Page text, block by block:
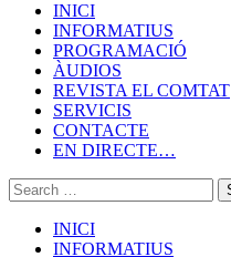
INICI
INFORMATIUS
PROGRAMACIÓ
ÀUDIOS
REVISTA EL COMTAT
SERVICIS
CONTACTE
EN DIRECTE…
INICI
INFORMATIUS